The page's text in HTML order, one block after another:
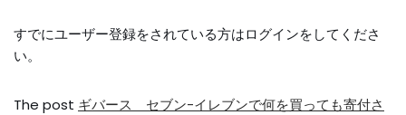
すでにユーザー登録をされている方はログインをしてくださ
い。
The post ギバース セブン-イレブンで何を買っても寄付さ